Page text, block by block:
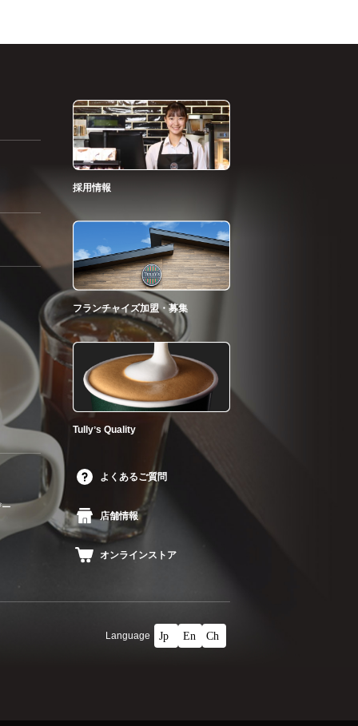
ー
採用情報
フランチャイズ加盟・募集
Tullyʼs Quality
よくあるご質問
店舗情報
オンラインストア
Language